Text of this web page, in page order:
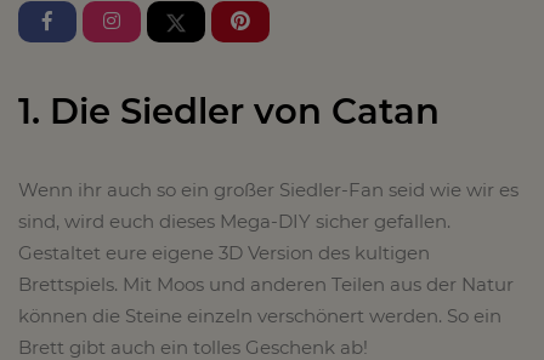
1. Die Siedler von Catan
Wenn ihr auch so ein großer Siedler-Fan seid wie wir es
sind, wird euch dieses Mega-DIY sicher gefallen.
Gestaltet eure eigene 3D Version des kultigen
Brettspiels. Mit Moos und anderen Teilen aus der Natur
können die Steine einzeln verschönert werden. So ein
Brett gibt auch ein tolles Geschenk ab!